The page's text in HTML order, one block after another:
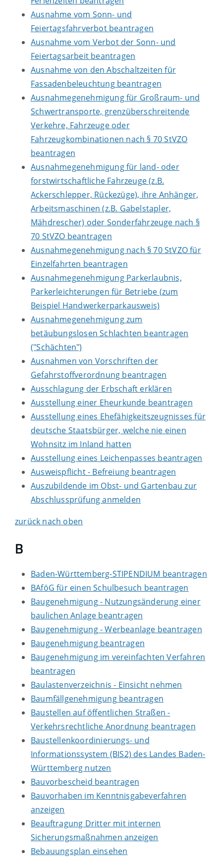
Ausnahme vom Sonn- und
Feiertagsfahrverbot beantragen
Ausnahme vom Verbot der Sonn- und
Feiertagsarbeit beantragen
Ausnahme von den Abschaltzeiten für
Fassadenbeleuchtung beantragen
Ausnahmegenehmigung für Großraum- und
Schwertransporte, grenzüberschreitende
Verkehre, Fahrzeuge oder
Fahrzeugkombinationen nach § 70 StVZO
beantragen
Ausnahmegenehmigung für land- oder
forstwirtschaftliche Fahrzeuge (z.B.
Ackerschlepper, Rückezüge), ihre Anhänger,
Arbeitsmaschinen (z.B. Gabelstapler,
Mähdrescher) oder Sonderfahrzeuge nach §
70 StVZO beantragen
Ausnahmegenehmigung nach § 70 StVZO für
Einzelfahrten beantragen
Ausnahmegenehmigung Parkerlaubnis,
Parkerleichterungen für Betriebe (zum
Beispiel Handwerkerparkausweis)
Ausnahmegenehmigung zum
betäubungslosen Schlachten beantragen
("Schächten")
Ausnahmen von Vorschriften der
Gefahrstoffverordnung beantragen
Ausschlagung der Erbschaft erklären
Ausstellung einer Eheurkunde beantragen
Ausstellung eines Ehefähigkeitszeugnisses für
deutsche Staatsbürger, welche nie einen
Wohnsitz im Inland hatten
Ausstellung eines Leichenpasses beantragen
Ausweispflicht - Befreiung beantragen
Auszubildende im Obst- und Gartenbau zur
Abschlussprüfung anmelden
zurück nach oben
B
Baden-Württemberg-STIPENDIUM beantragen
BAföG für einen Schulbesuch beantragen
Baugenehmigung - Nutzungsänderung einer
baulichen Anlage beantragen
Baugenehmigung - Werbeanlage beantragen
Baugenehmigung beantragen
Baugenehmigung im vereinfachten Verfahren
beantragen
Baulastenverzeichnis - Einsicht nehmen
Baumfällgenehmigung beantragen
Baustellen auf öffentlichen Straßen -
Verkehrsrechtliche Anordnung beantragen
Baustellenkoordinierungs- und
Informationssystem (BIS2) des Landes Baden-
Württemberg nutzen
Bauvorbescheid beantragen
Bauvorhaben im Kenntnisgabeverfahren
anzeigen
Beauftragung Dritter mit internen
Sicherungsmaßnahmen anzeigen
Bebauungsplan einsehen